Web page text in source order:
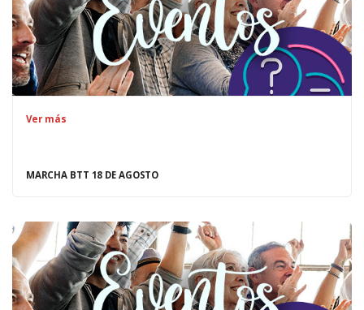
Ver más
MARCHA BTT 18 DE AGOSTO